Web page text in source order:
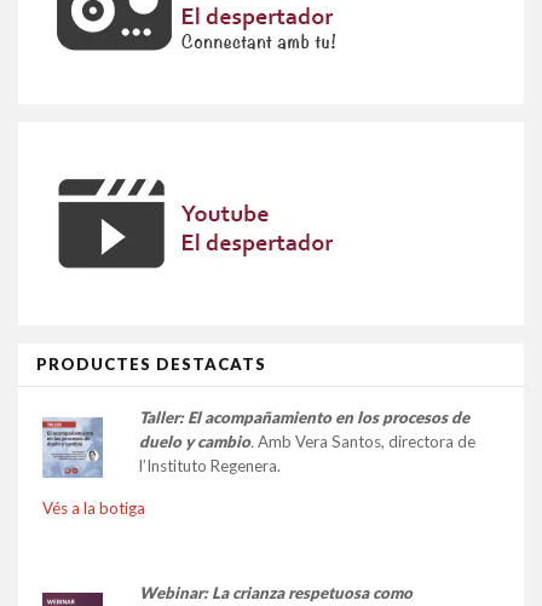
PRODUCTES DESTACATS
Taller: El acompañamiento en los procesos de
duelo y cambio.Amb Vera Santos, directora de
l’Instituto Regenera.
Vés a la botiga
Webinar: La crianza respetuosa como